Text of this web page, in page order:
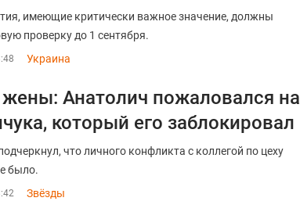
имеющие критически важное значение, должны
проверку до 1 сентября.
Украина
жены: Анатолич пожаловался на
который его заблокировал
что личного конфликта с коллегой по цеху
было.
Звёзды